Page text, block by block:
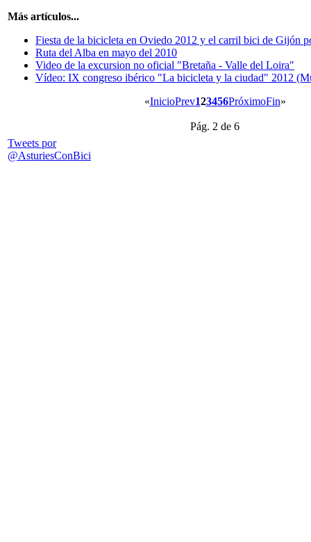
Más artículos...
Fiesta de la bicicleta en Oviedo 2012 y el carril bici de Gijón
Ruta del Alba en mayo del 2010
Video de la excursion no oficial "Bretaña - Valle del Loira"
Vídeo: IX congreso ibérico "La bicicleta y la ciudad" 2012
«InicioPrev123456PróximoFin»
Pág. 2 de 6
Tweets por
@AsturiesConBici